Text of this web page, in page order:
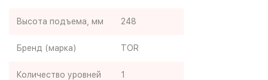
Высота подъема, мм 248
Бренд (марка) TOR
Количество уровней 1